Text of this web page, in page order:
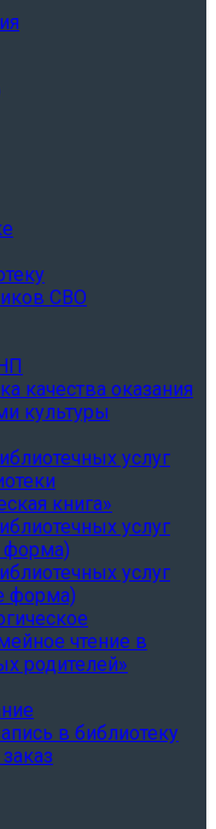
СВО
качества оказания
культуры
услуг
книга»
услуг
форма)
услуг
форма)
чтение в
родителей»
в библиотеку